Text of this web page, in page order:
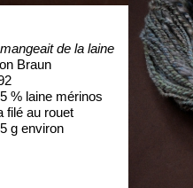
de la laine
Braun
% laine mérinos
filé au rouet
g environ